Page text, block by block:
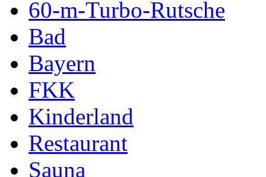
60-m-Turbo-Rutsche
Bad
Bayern
FKK
Kinderland
Restaurant
Sauna